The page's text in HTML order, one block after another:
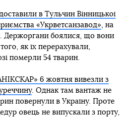
в Тульчин Вінницької
«Укрветсанзавод», на
Держоргани боялися, що вони
як їх перерахували,
померли 54 тварин.
6 жовтня вивезли з
. Однак там вантаж не
повернули в Україну. Проте
овець не випускали з порту,